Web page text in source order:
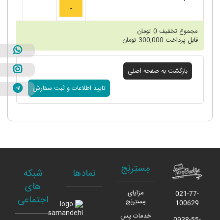
مجموع تخفیف 0 تومان
قابل پرداخت 300,000 تومان
021-77-
100629
مِستِربَج
مزایای
مِستِربَج
خدمات پس
نمادها
شبکه
های
اجتماعی